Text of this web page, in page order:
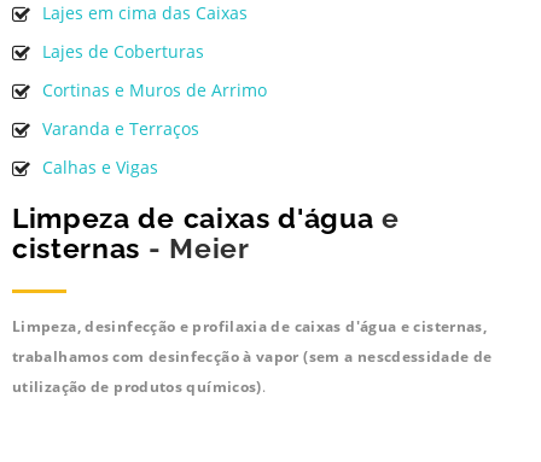
Lajes em cima das Caixas
Lajes de Coberturas
Cortinas e Muros de Arrimo
Varanda e Terraços
Calhas e Vigas
Limpeza de caixas d'água e
cisternas - Meier
Limpeza, desinfecção e profilaxia de caixas d'água e cisternas,
trabalhamos com desinfecção à vapor (sem a nescdessidade de
utilização de produtos químicos).